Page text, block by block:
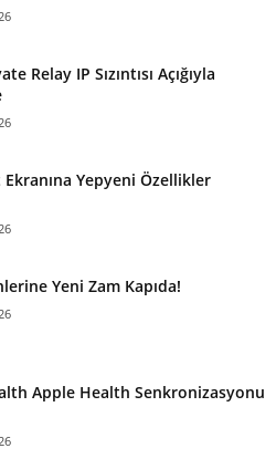
Relay IP Sızıntısı Açığıyla
Ekranına Yepyeni Özellikler
Yeni Zam Kapıda!
Apple Health Senkronizasyonu